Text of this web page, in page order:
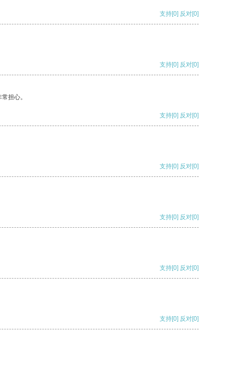
支持[0] 反对[0]
支持[0] 反对[0]
担心。
支持[0] 反对[0]
支持[0] 反对[0]
支持[0] 反对[0]
支持[0] 反对[0]
支持[0] 反对[0]